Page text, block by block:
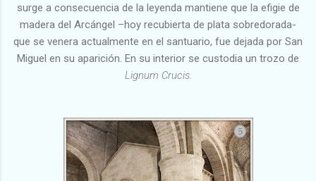
surge a consecuencia de la leyenda mantiene que la efigie de
madera del Arcángel –hoy recubierta de plata sobredorada-
que se venera actualmente en el santuario, fue dejada por San
Miguel en su aparición. En su interior se custodia un trozo de
Lignum Crucis.